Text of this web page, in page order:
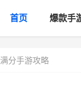
首页 爆款手
满分手游攻略